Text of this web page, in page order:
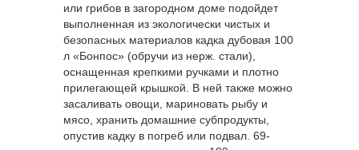
или грибов в загородном доме подойдет
выполненная из экологически чистых и
безопасных материалов кадка дубовая 100
л «Бонпос» (обручи из нерж. стали),
оснащенная крепкими ручками и плотно
прилегающей крышкой. В ней также можно
засаливать овощи, мариновать рыбу и
мясо, хранить домашние субпродукты,
опустив кадку в погреб или подвал. 69-